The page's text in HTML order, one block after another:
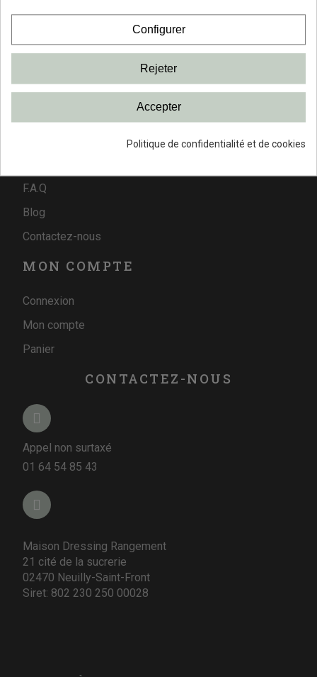
Conditions Générales de Ventes
Livraison et frais de port
Vidéos de montage
Informations evironnementales
F.A.Q
Blog
Contactez-nous
MON COMPTE
Connexion
Mon compte
Panier
CONTACTEZ-NOUS
Appel non surtaxé
01 64 54 85 43
Maison Dressing Rangement
21 cité de la sucrerie
02470 Neuilly-Saint-Front
Siret: 802 230 250 00028
Configurer
Rejeter
Accepter
Politique de confidentialité et de cookies